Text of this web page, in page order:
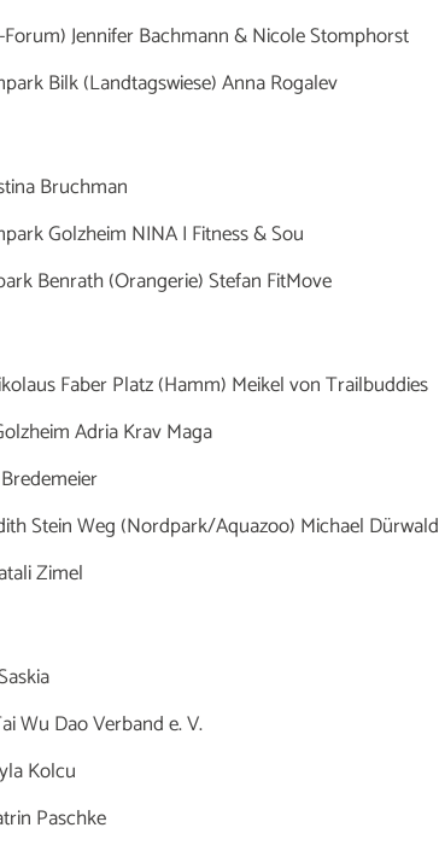
Jennifer Bachmann & Nicole Stomphorst
Bilk (Landtagswiese) Anna Rogalev
Bruchman
Golzheim NINA I Fitness & Sou
Benrath (Orangerie) Stefan FitMove
Faber Platz (Hamm) Meikel von Trailbuddies
Adria Krav Maga
Stein Weg (Nordpark/Aquazoo) Michael Dürwald
Zimel
Wu Dao Verband e. V.
Kolcu
Paschke